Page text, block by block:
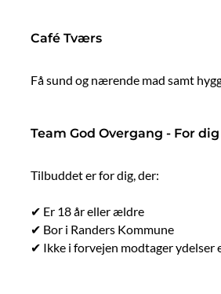
Café Tværs
Få sund og nærende mad samt
Team God Overgang - For
Tilbuddet er for dig, der:
✔ Er 18 år eller ældre
✔ Bor i Randers Kommune
✔ Ikke i forvejen modtager ydelser